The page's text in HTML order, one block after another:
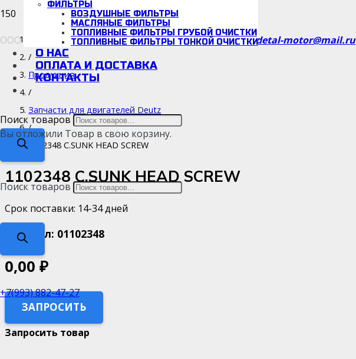
ООО «Детальмотор», ИНН/КПП: 5038166942/670001001detal-motor@mail.ru
ФИЛЬТРЫ
ВОЗДУШНЫЕ ФИЛЬТРЫ
МАСЛЯНЫЕ ФИЛЬТРЫ
ТОПЛИВНЫЕ ФИЛЬТРЫ ГРУБОЙ ОЧИСТКИ
ТОПЛИВНЫЕ ФИЛЬТРЫ ТОНКОЙ ОЧИСТКИ
О НАС
ОПЛАТА И ДОСТАВКА
КОНТАКТЫ
Вы отложили Товар в свою корзину.
Поиск товаров
+7(993) 882-47-27
Поиск товаров
/
Продукция
/
Запчасти для двигателей Deutz
/
1102348 C.SUNK HEAD SCREW
1102348 C.SUNK HEAD SCREW
Срок поставки: 14-34 дней
Артикул: 01102348
0,00 ₽
ЗАПРОСИТЬ
Запросить товар